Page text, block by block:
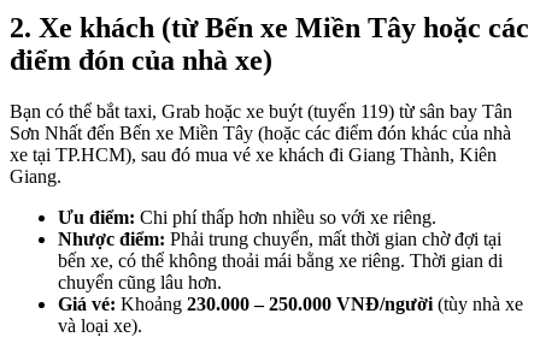
2. Xe khách (từ Bến xe Miền Tây hoặc các
điểm đón của nhà xe)
Bạn có thể bắt taxi, Grab hoặc xe buýt (tuyến 119) từ sân bay Tân
Sơn Nhất đến Bến xe Miền Tây (hoặc các điểm đón khác của nhà
xe tại TP.HCM), sau đó mua vé xe khách đi Giang Thành, Kiên
Giang.
Ưu điểm: Chi phí thấp hơn nhiều so với xe riêng.
Nhược điểm: Phải trung chuyển, mất thời gian chờ đợi tại
bến xe, có thể không thoải mái bằng xe riêng. Thời gian di
chuyển cũng lâu hơn.
Giá vé: Khoảng 230.000 – 250.000 VNĐ/người (tùy nhà xe
và loại xe).